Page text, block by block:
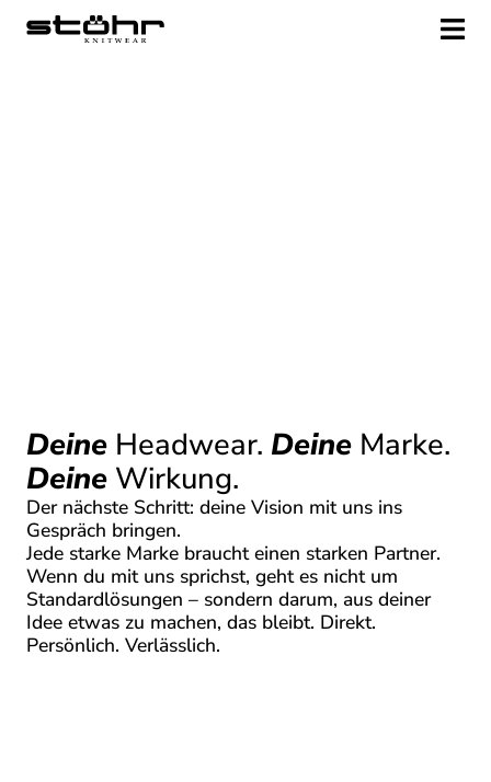
Deine Headwear. Deine Marke.
Deine Wirkung.
Der nächste Schritt: deine Vision mit uns ins
Gespräch bringen.
Jede starke Marke braucht einen starken Partner.
Wenn du mit uns sprichst, geht es nicht um
Standardlösungen – sondern darum, aus deiner
Idee etwas zu machen, das bleibt. Direkt.
Persönlich. Verlässlich.